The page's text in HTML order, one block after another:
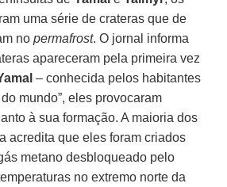
uma série de crateras que de
nopermafrost. O jornal informa
apareceram pela primeira vez
– conhecida pelos habitantes
mundo”, eles provocaram
à sua formação. A maioria dos
acredita que eles foram criados
metano desbloqueado pelo
no extremo norte da